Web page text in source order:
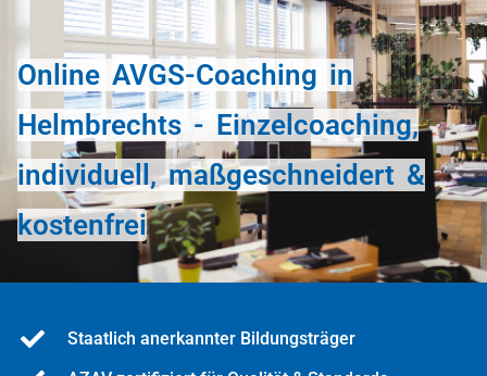
Online AVGS-Coaching in
Helmbrechts - Einzelcoaching,
individuell, maßgeschneidert &
kostenfrei
Staatlich anerkannter Bildungsträger